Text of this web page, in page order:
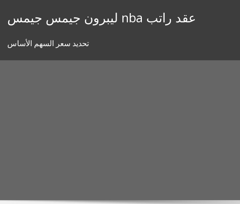
ليبرون جيمس جيمس nba عقد راتب
تحديد سعر السهم الأساس